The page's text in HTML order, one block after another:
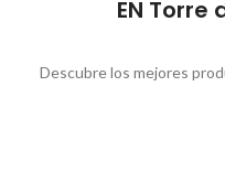
EN Torre
Descubre los mejores